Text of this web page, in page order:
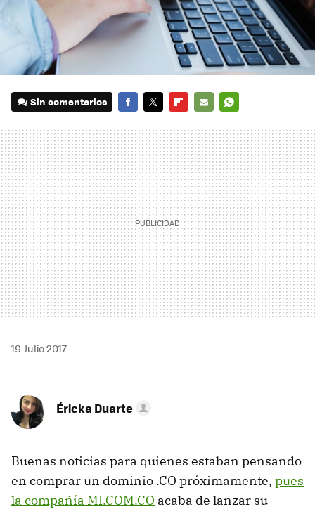
Sin comentarios
MAIL
19 Julio 2017
Éricka Duarte
Buenas noticias para quienes estaban pensando
en comprar un dominio .CO próximamente, pues
la compañía MI.COM.CO acaba de lanzar su